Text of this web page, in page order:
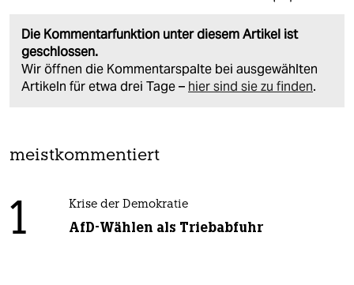
Die Kommentarfunktion unter diesem Artikel ist
geschlossen.
Wir öffnen die Kommentarspalte bei ausgewählten
Artikeln für etwa drei Tage – hier sind sie zu finden.
meistkommentiert
1 Krise der Demokratie
AfD-Wählen als Triebabfuhr